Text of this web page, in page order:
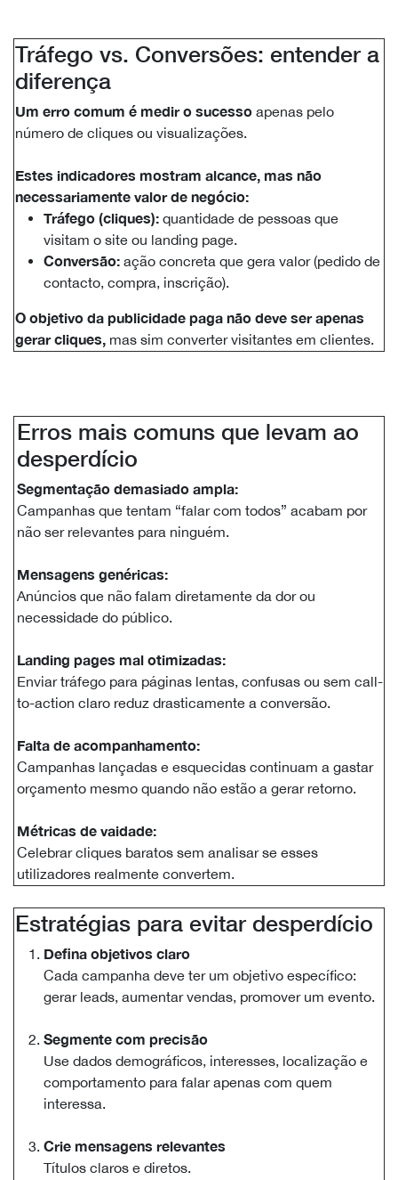
Tráfego vs. Conversões: entender a
diferença
Um erro comum é medir o sucesso apenas pelo
número de cliques ou visualizações.
Estes indicadores mostram alcance, mas não
necessariamente valor de negócio:
Tráfego (cliques): quantidade de pessoas que
visitam o site ou landing page.
Conversão: ação concreta que gera valor (pedido de
contacto, compra, inscrição).
O objetivo da publicidade paga não deve ser apenas
gerar cliques, mas sim converter visitantes em clientes.
Erros mais comuns que levam ao
desperdício
Segmentação demasiado ampla:
Campanhas que tentam “falar com todos” acabam por
não ser relevantes para ninguém.
Mensagens genéricas:
Anúncios que não falam diretamente da dor ou
necessidade do público.
Landing pages mal otimizadas:
Enviar tráfego para páginas lentas, confusas ou sem call-
to-action claro reduz drasticamente a conversão.
Falta de acompanhamento:
Campanhas lançadas e esquecidas continuam a gastar
orçamento mesmo quando não estão a gerar retorno.
Métricas de vaidade:
Celebrar cliques baratos sem analisar se esses
utilizadores realmente convertem.
Estratégias para evitar desperdício
Defina objetivos claro
Cada campanha deve ter um objetivo específico:
gerar leads, aumentar vendas, promover um evento.
Segmente com precisão
Use dados demográficos, interesses, localização e
comportamento para falar apenas com quem
interessa.
Crie mensagens relevantes
Títulos claros e diretos.